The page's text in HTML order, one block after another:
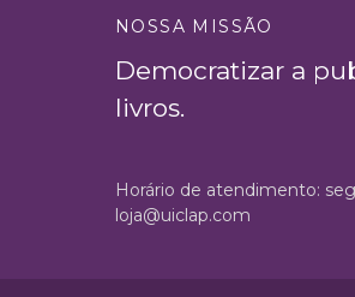
NOSSA MISSÃO
Democratizar a
livros.
Horário de atendimento:
loja@uiclap.com